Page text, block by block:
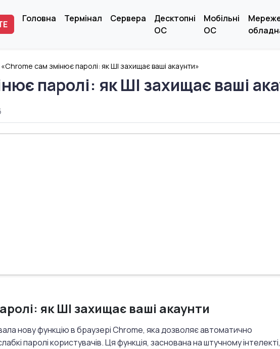
Головна Термінал Сервера
Десктопні
ОС
Мобільні
ОС
«Chrome сам змінює паролі: як ШІ захищає ваші акаунти»
паролі: як ШІ захищає ваші
як ШІ захищає ваші акаунти
нову функцію в браузері Chrome, яка дозволяє автоматично
паролі користувачів.Ця функція, заснована на штучному інтелекті,